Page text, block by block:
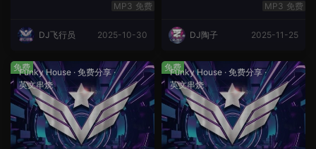
免费
DJ飞行员 2025-10-30
免费
DJ陶子 2025-11-25
Funky House · 免费分享·
英文串烧
免费 Funky House · 免费分享·
英文串烧
免费